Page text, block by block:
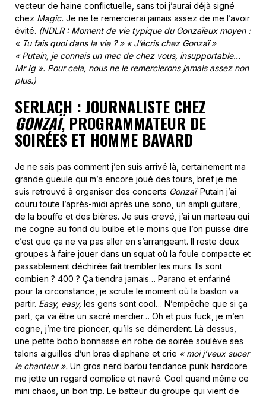
vecteur de haine conflictuelle, sans toi j’aurai déjà signé
chez Magic. Je ne te remercierai jamais assez de me l’avoir
évité. (NDLR : Moment de vie typique du Gonzaïeux moyen :
« Tu fais quoi dans la vie ? » « J’écris chez Gonzaï »
« Putain, je connais un mec de chez vous, insupportable…
Mr Ig ». Pour cela, nous ne le remercierons jamais assez non
plus.)
SERLACH : JOURNALISTE CHEZ
GONZAÏ, PROGRAMMATEUR DE
SOIRÉES ET HOMME BAVARD
Je ne sais pas comment j’en suis arrivé là, certainement ma
grande gueule qui m’a encore joué des tours, bref je me
suis retrouvé à organiser des concerts Gonzaï. Putain j’ai
couru toute l’après-midi après une sono, un ampli guitare,
de la bouffe et des bières. Je suis crevé, j’ai un marteau qui
me cogne au fond du bulbe et le moins que l’on puisse dire
c’est que ça ne va pas aller en s’arrangeant. Il reste deux
groupes à faire jouer dans un squat où la foule compacte et
passablement déchirée fait trembler les murs. Ils sont
combien ? 400 ? Ça tiendra jamais… Parano et enfariné
pour la circonstance, je scrute le moment où la baston va
partir. Easy, easy, les gens sont cool… N’empêche que si ça
part, ça va être un sacré merdier… Oh et puis fuck, je m’en
cogne, j’me tire pioncer, qu’ils se démerdent. Là dessus,
une petite bobo bonnasse en robe de soirée soulève ses
talons aiguilles d’un bras diaphane et crie « moi j’veux sucer
le chanteur ». Un gros nerd barbu tendance punk hardcore
me jette un regard complice et navré. Cool quand même ce
mini chaos, un bon trip. Le batteur du groupe qui vient de